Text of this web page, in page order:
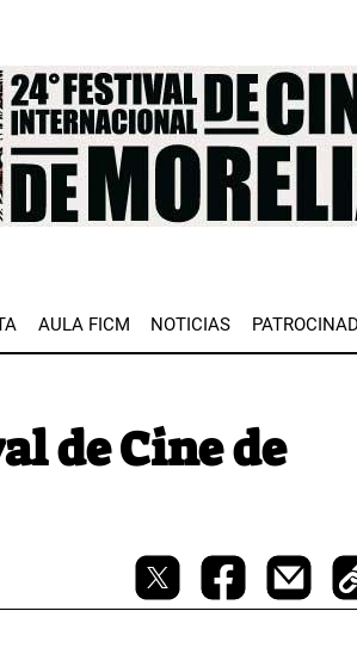
AULA FICM NOTICIAS
de Cine de